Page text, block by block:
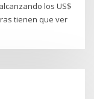
los US$
tienen que ver